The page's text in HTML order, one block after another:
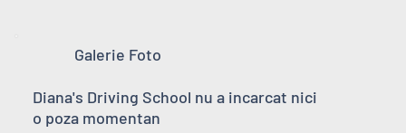
Galerie Foto
Diana's Driving School nu a incarcat nici
o poza momentan